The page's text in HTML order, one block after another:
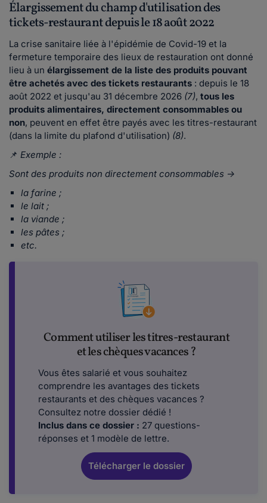
Élargissement du champ d'utilisation des
tickets-restaurant depuis le 18 août 2022
La crise sanitaire liée à l'épidémie de Covid-19 et la
fermeture temporaire des lieux de restauration ont donné
lieu à un élargissement de la liste des produits pouvant
être achetés avec des tickets restaurants : depuis le 18
août 2022 et jusqu'au 31 décembre 2026 (7), tous les
produits alimentaires, directement consommables ou
non, peuvent en effet être payés avec les titres-restaurant
(dans la limite du plafond d'utilisation) (8).
📌 Exemple :
Sont des produits non directement consommables ->
la farine ;
le lait ;
la viande ;
les pâtes ;
etc.
Comment utiliser les titres-restaurant
et les chèques vacances ?
Vous êtes salarié et vous souhaitez
comprendre les avantages des tickets
restaurants et des chèques vacances ?
Consultez notre dossier dédié !
Inclus dans ce dossier : 27 questions-
réponses et 1 modèle de lettre.
Télécharger le dossier